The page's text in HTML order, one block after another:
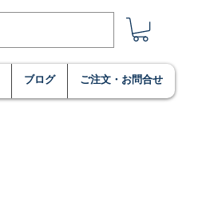
ブログ ご注文・お問合せ